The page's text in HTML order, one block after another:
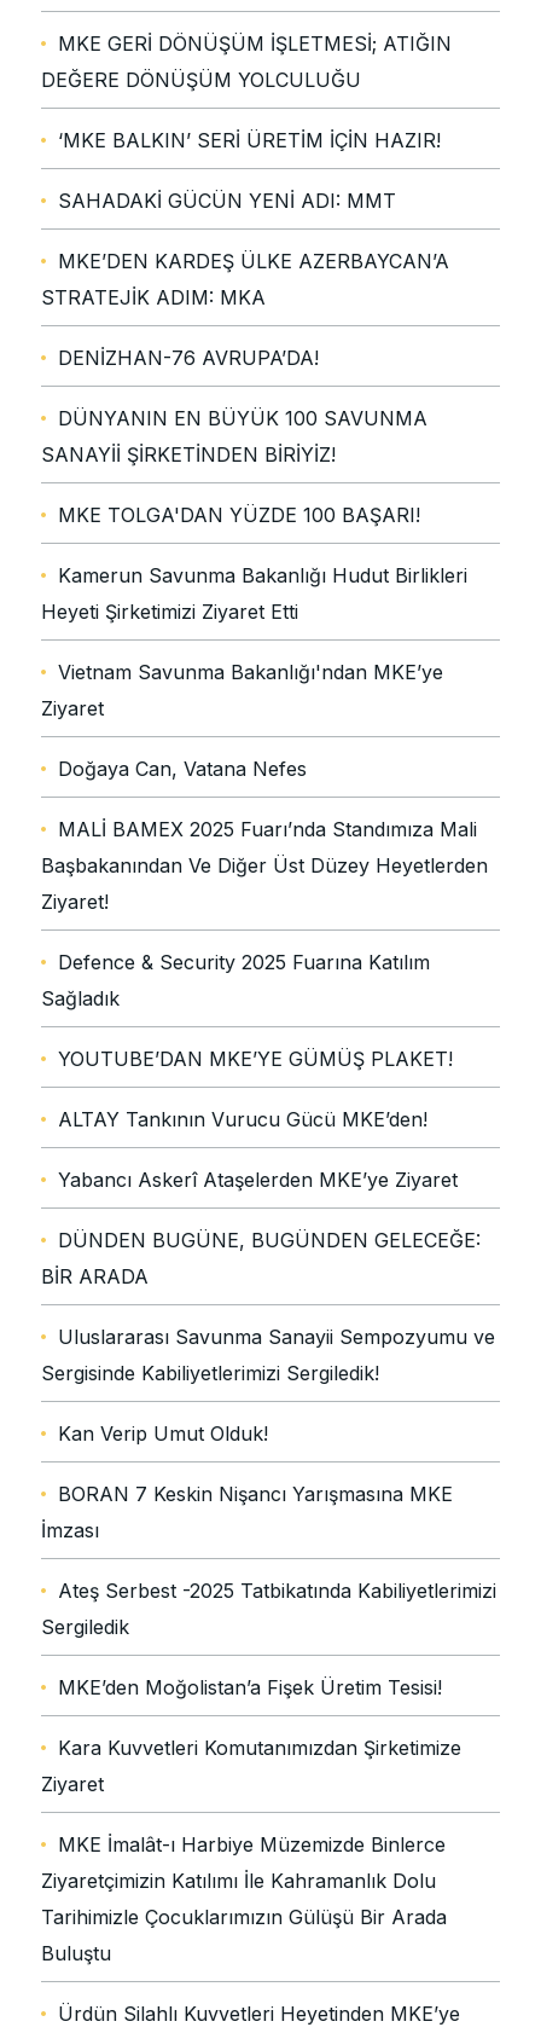
MKE GERİ DÖNÜŞÜM İŞLETMESİ; ATIĞIN
DEĞERE DÖNÜŞÜM YOLCULUĞU
‘MKE BALKIN’ SERİ ÜRETİM İÇİN HAZIR!
SAHADAKİ GÜCÜN YENİ ADI: MMT
MKE’DEN KARDEŞ ÜLKE AZERBAYCAN’A
STRATEJİK ADIM: MKA
DENİZHAN-76 AVRUPA’DA!
DÜNYANIN EN BÜYÜK 100 SAVUNMA
SANAYİİ ŞİRKETİNDEN BİRİYİZ!
MKE TOLGA'DAN YÜZDE 100 BAŞARI!
Kamerun Savunma Bakanlığı Hudut Birlikleri
Heyeti Şirketimizi Ziyaret Etti
Vietnam Savunma Bakanlığı'ndan MKE’ye
Ziyaret
Doğaya Can, Vatana Nefes
MALİ BAMEX 2025 Fuarı’nda Standımıza Mali
Başbakanından Ve Diğer Üst Düzey Heyetlerden
Ziyaret!
Defence & Security 2025 Fuarına Katılım
Sağladık
YOUTUBE’DAN MKE’YE GÜMÜŞ PLAKET!
ALTAY Tankının Vurucu Gücü MKE’den!
Yabancı Askerî Ataşelerden MKE’ye Ziyaret
DÜNDEN BUGÜNE, BUGÜNDEN GELECEĞE:
BİR ARADA
Uluslararası Savunma Sanayii Sempozyumu ve
Sergisinde Kabiliyetlerimizi Sergiledik!
Kan Verip Umut Olduk!
BORAN 7 Keskin Nişancı Yarışmasına MKE
İmzası
Ateş Serbest -2025 Tatbikatında Kabiliyetlerimizi
Sergiledik
MKE’den Moğolistan’a Fişek Üretim Tesisi!
Kara Kuvvetleri Komutanımızdan Şirketimize
Ziyaret
MKE İmalât-ı Harbiye Müzemizde Binlerce
Ziyaretçimizin Katılımı İle Kahramanlık Dolu
Tarihimizle Çocuklarımızın Gülüşü Bir Arada
Buluştu
Ürdün Silahlı Kuvvetleri Heyetinden MKE’ye